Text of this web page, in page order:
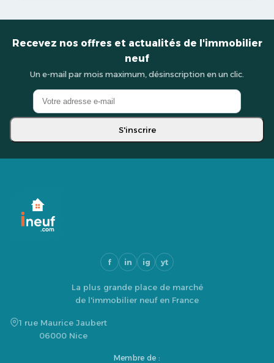
Recevez nos offres et actualités de l'immobilier
neuf
Un e-mail par mois maximum, désinscription en un clic.
S'inscrire
f in ig yt
La plus grande place de marché
de l'immobilier neuf en France
1 rue Maurice Jaubert
06000 Nice
Membre de :